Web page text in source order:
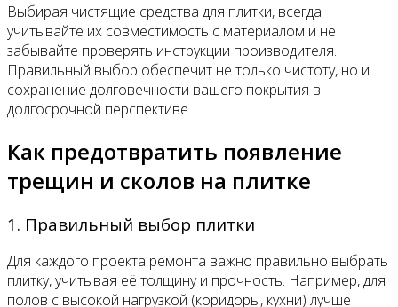
Выбирая чистящие средства для плитки, всегда
учитывайте их совместимость с материалом и не
забывайте проверять инструкции производителя.
Правильный выбор обеспечит не только чистоту, но и
сохранение долговечности вашего покрытия в
долгосрочной перспективе.
Как предотвратить появление
трещин и сколов на плитке
1. Правильный выбор плитки
Для каждого проекта ремонта важно правильно выбрать
плитку, учитывая её толщину и прочность. Например, для
полов с высокой нагрузкой (коридоры, кухни) лучше